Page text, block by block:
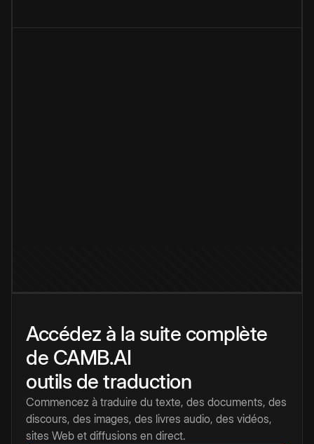
Accédez à la suite complète
de CAMB.AI
outils de traduction
Commencez à traduire du texte, des documents, des
discours, des images, des livres audio, des vidéos,
sites Web et diffusions en direct.